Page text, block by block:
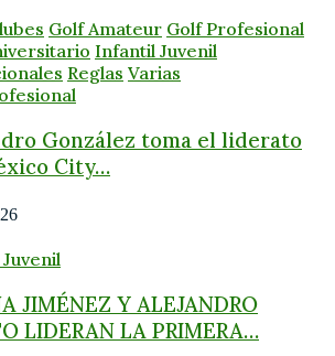
Golf Amateur Golf Profesional
Infantil Juvenil
Reglas Varias
González toma el liderato
City…
JIMÉNEZ Y ALEJANDRO
LIDERAN LA PRIMERA…